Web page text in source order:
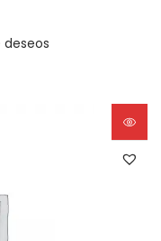
deseos